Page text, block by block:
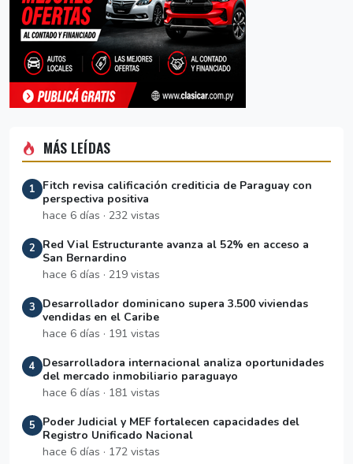
MÁS LEÍDAS
1
Fitch revisa calificación crediticia de Paraguay con
perspectiva positiva
hace 6 días · 232 vistas
2
Red Vial Estructurante avanza al 52% en acceso a
San Bernardino
hace 6 días · 219 vistas
3
Desarrollador dominicano supera 3.500 viviendas
vendidas en el Caribe
hace 6 días · 191 vistas
4
Desarrolladora internacional analiza oportunidades
del mercado inmobiliario paraguayo
hace 6 días · 181 vistas
5
Poder Judicial y MEF fortalecen capacidades del
Registro Unificado Nacional
hace 6 días · 172 vistas